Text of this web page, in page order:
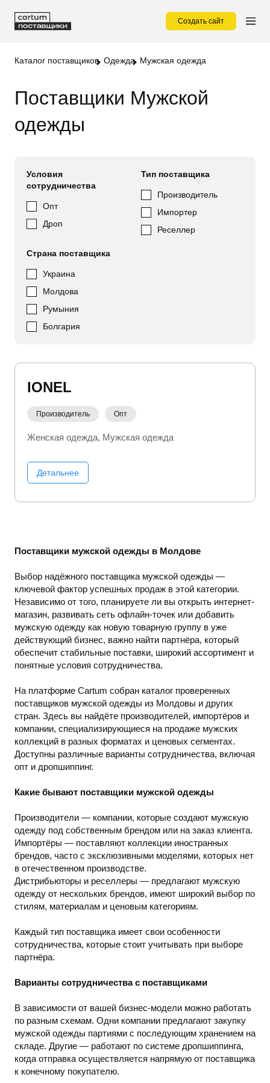
Создать сайт
Каталог поставщиков Одежда Мужская одежда
Поставщики Мужской
одежды
Условия
сотрудничества
Опт
Дроп
Тип поставщика
Производитель
Импортер
Реселлер
Страна поставщика
Украина
Молдова
Румыния
Болгария
IONEL
Производитель Опт
Женская одежда Мужская одежда
Детальнее
Поставщики мужской одежды в Молдове
Выбор надёжного поставщика мужской одежды —
ключевой фактор успешных продаж в этой категории.
Независимо от того, планируете ли вы открыть интернет-
магазин, развивать сеть офлайн-точек или добавить
мужскую одежду как новую товарную группу в уже
действующий бизнес, важно найти партнёра, который
обеспечит стабильные поставки, широкий ассортимент и
понятные условия сотрудничества.
На платформе Cartum собран каталог проверенных
поставщиков мужской одежды из Молдовы и других
стран. Здесь вы найдёте производителей, импортёров и
компании, специализирующиеся на продаже мужских
коллекций в разных форматах и ценовых сегментах.
Доступны различные варианты сотрудничества, включая
опт и дропшиппинг.
Какие бывают поставщики мужской одежды
Производители — компании, которые создают мужскую
одежду под собственным брендом или на заказ клиента.
Импортёры — поставляют коллекции иностранных
брендов, часто с эксклюзивными моделями, которых нет
в отечественном производстве.
Дистрибьюторы и реселлеры — предлагают мужскую
одежду от нескольких брендов, имеют широкий выбор по
стилям, материалам и ценовым категориям.
Каждый тип поставщика имеет свои особенности
сотрудничества, которые стоит учитывать при выборе
партнёра.
Варианты сотрудничества с поставщиками
В зависимости от вашей бизнес-модели можно работать
по разным схемам. Одни компании предлагают закупку
мужской одежды партиями с последующим хранением на
складе. Другие — работают по системе дропшиппинга,
когда отправка осуществляется напрямую от поставщика
к конечному покупателю.